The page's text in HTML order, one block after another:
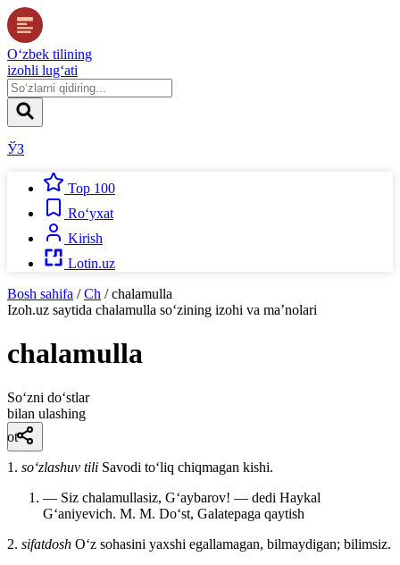
O‘zbek tilining
izohli lug‘ati
ЎЗ
Top 100
Ro‘yxat
Kirish
Lotin.uz
Bosh sahifa / Ch / chalamulla
Izoh.uz saytida chalamulla so‘zining izohi va ma’nolari
chalamulla
So‘zni do‘stlar
bilan ulashing
ot
1. so‘zlashuv tili Savodi toʻliq chiqmagan kishi.
— Siz chalamullasiz, Gʻaybarov! — dedi Haykal
Gʻaniyevich. M. M. Doʻst, Galatepaga qaytish
2. sifatdosh Oʻz sohasini yaxshi egallamagan, bilmaydigan; bilimsiz.